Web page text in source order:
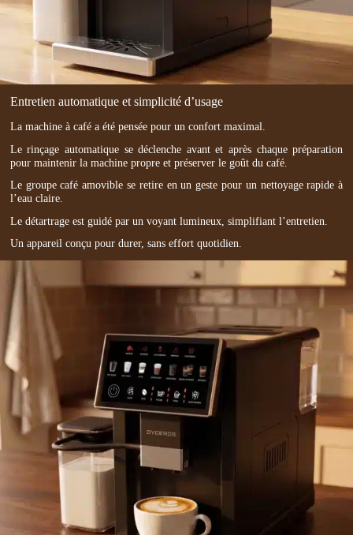
Entretien automatique et simplicité d’usage
La machine à café a été pensée pour un confort maximal.
Le rinçage automatique se déclenche avant et après chaque préparation
pour maintenir la machine propre et préserver le goût du café.
Le groupe café amovible se retire en un geste pour un nettoyage rapide à
l’eau claire.
Le détartrage est guidé par un voyant lumineux, simplifiant l’entretien.
Un appareil conçu pour durer, sans effort quotidien.